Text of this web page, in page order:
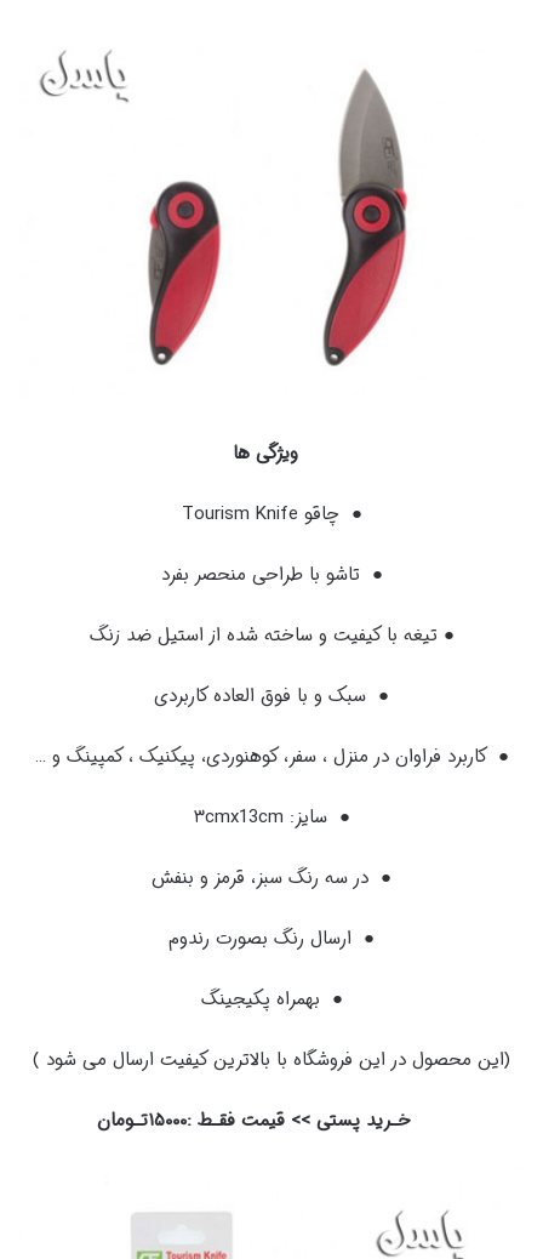
ویژگی ها
● چاقو Tourism Knife
● تاشو با طراحی منحصر بفرد
● تیغه با کیفیت و ساخته شده از استیل ضد زنگ
● سبک و با فوق العاده کاربردی
● کاربرد فراوان در منزل ، سفر، کوهنوردی، پیکنیک ، کمپینگ و …
● سایز: ۳cmx13cm
● در سه رنگ سبز، قرمز و بنفش
● ارسال رنگ بصورت رندوم
● بهمراه پکیجینگ
(این محصول در این فروشگاه با بالاترین کیفیت ارسال می شود )
خـرید پستی >> قیمت فقـط :۱۵۰۰۰تـومان